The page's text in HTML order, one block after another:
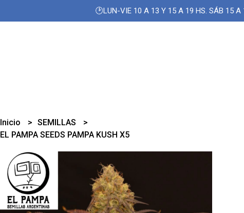
🕑LUN-VIE 10 A 13 Y 15 A 19 HS. SÁB 15 A
Inicio
SEMILLAS
EL PAMPA SEEDS PAMPA KUSH X5